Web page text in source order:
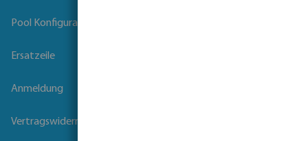
Pool Konfigurator
Ersatzeile
Anmeldung
Vertragswiderruf